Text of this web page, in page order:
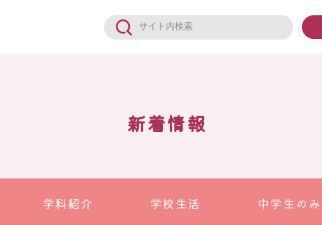
新着情報
学科紹介 学校生活 中学生の